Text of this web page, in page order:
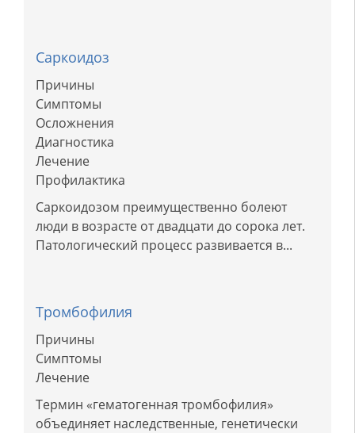
Саркоидоз
Причины
Симптомы
Осложнения
Диагностика
Лечение
Профилактика
Саркоидозом преимущественно болеют
люди в возрасте от двадцати до сорока лет.
Патологический процесс развивается в...
Тромбофилия
Причины
Симптомы
Лечение
Термин «гематогенная тромбофилия»
объединяет наследственные, генетически